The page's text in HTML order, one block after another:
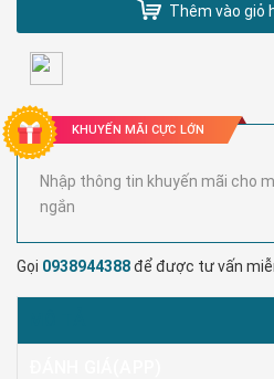
Thêm vào giỏ
KHUYẾN MÃI CỰC LỚN
Nhập thông tin khuyến mãi cho
ngắn
Gọi 0938944388để được tư vấn